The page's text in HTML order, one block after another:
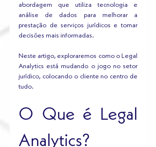
abordagem que utiliza tecnologia e
análise de dados para melhorar a
prestação de serviços jurídicos e tomar
decisões mais informadas.
Neste artigo, exploraremos como o Legal
Analytics está mudando o jogo no setor
jurídico, colocando o cliente no centro de
tudo.
O Que é Legal
Analytics?